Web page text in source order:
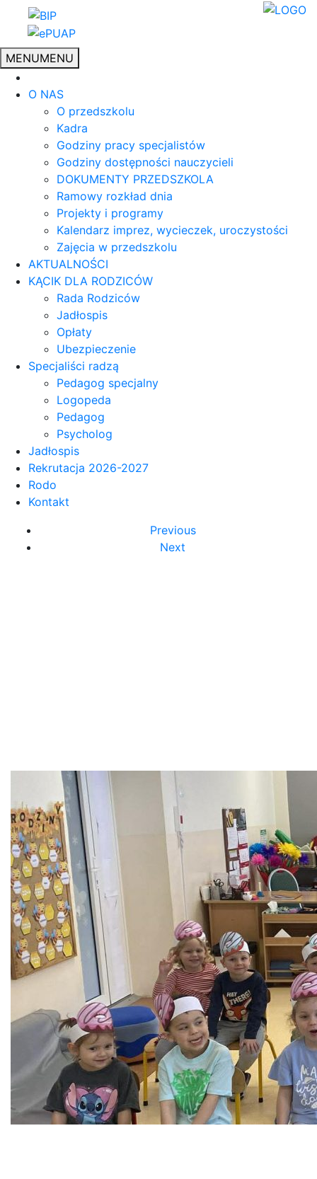
MENUMENU
O NAS
O przedszkolu
Kadra
Godziny pracy specjalistów
Godziny dostępności nauczycieli
DOKUMENTY PRZEDSZKOLA
Ramowy rozkład dnia
Projekty i programy
Kalendarz imprez, wycieczek, uroczystości
Zajęcia w przedszkolu
AKTUALNOŚCI
KĄCIK DLA RODZICÓW
Rada Rodziców
Jadłospis
Opłaty
Ubezpieczenie
Specjaliści radzą
Pedagog specjalny
Logopeda
Pedagog
Psycholog
Jadłospis
Rekrutacja 2026-2027
Rodo
Kontakt
Previous
Next